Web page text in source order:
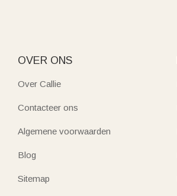
OVER ONS
Over Callie
Contacteer ons
Algemene voorwaarden
Blog
Sitemap